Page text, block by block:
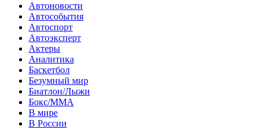
Автоновости
Автособытия
Автоспорт
Автоэксперт
Актеры
Аналитика
Баскетбол
Безумный мир
Биатлон/Лыжи
Бокс/MMA
В мире
В России